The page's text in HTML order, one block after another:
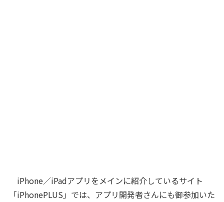
iPhone／iPadアプリをメインに紹介しているサイト
「iPhonePLUS」では、アプリ開発者さんにも御参加いた